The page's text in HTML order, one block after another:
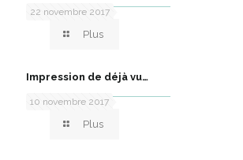
22 novembre 2017
Plus
10 novembre 2017
Impression de déjà vu…
Plus